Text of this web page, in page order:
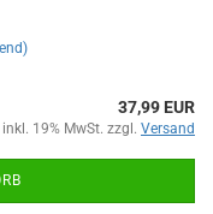
37,99 EUR
inkl. 19% MwSt. zzgl. Versand